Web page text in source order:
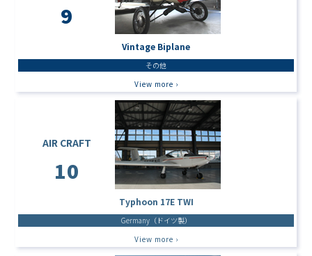
9
Vintage Biplane
その他
View more ›
AIR CRAFT
10
Typhoon 17E TWI
Germany（ドイツ製）
View more ›